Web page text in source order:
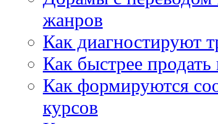
жанров
Как диагностируют
Как быстрее
Как формируются
курсов